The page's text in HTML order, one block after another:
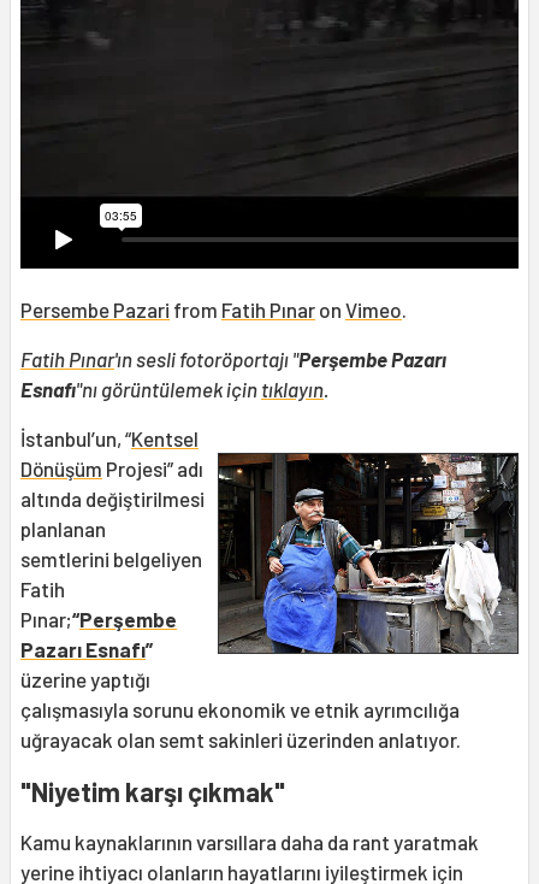
Persembe Pazari from Fatih Pınar on Vimeo
Fatih Pınar'ın sesli fotoröportajı "Perşembe Pazarı
Esnafı"nı görüntülemek için tıklayın
İstanbul’un, “Kentsel
Dönüşüm Projesi” adı
altında değiştirilmesi
planlanan
semtlerini belgeliyen
Fatih
Pınar;“Perşembe
Pazarı Esnafı”
üzerine yaptığı
çalışmasıyla sorunu ekonomik ve etnik ayrımcılığa
uğrayacak olan semt sakinleri üzerinden anlatıyor.
"Niyetim karşı çıkmak"
Kamu kaynaklarının varsıllara daha da rant yaratmak
yerine ihtiyacı olanların hayatlarını iyileştirmek için